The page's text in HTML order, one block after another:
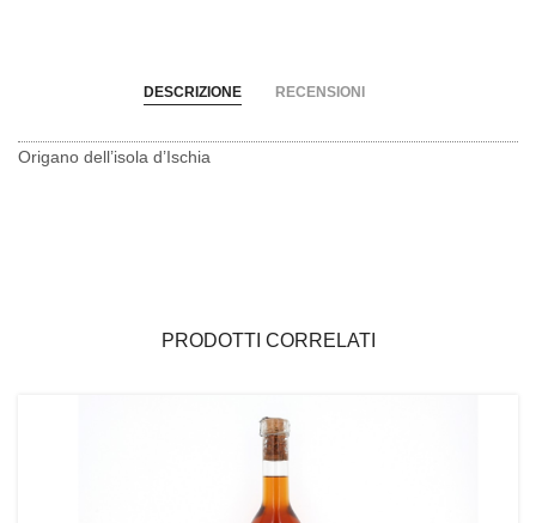
DESCRIZIONE RECENSIONI
Origano dell’isola d’Ischia
PRODOTTI CORRELATI